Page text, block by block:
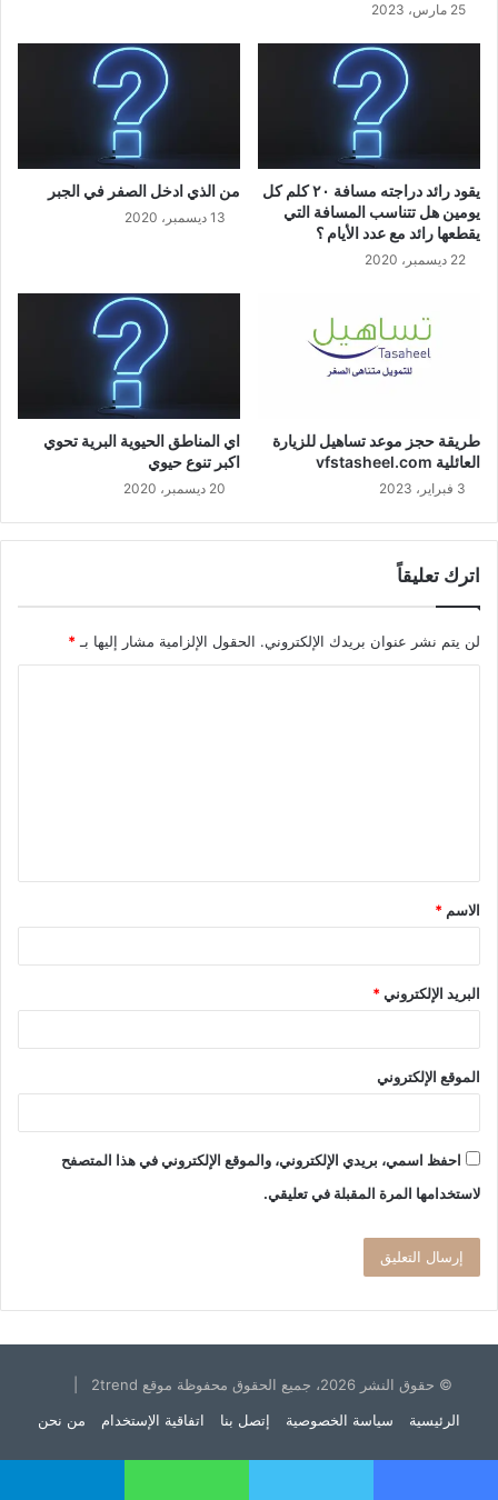
25 مارس، 2023
يقود رائد دراجته مسافة ٢٠ كلم كل
يومين هل تتناسب المسافة التي
يقطعها رائد مع عدد الأيام ؟
22 ديسمبر، 2020
من الذي ادخل الصفر في الجبر
13 ديسمبر، 2020
طريقة حجز موعد تساهيل للزيارة
العائلية vfstasheel.com
3 فبراير، 2023
اي المناطق الحيوية البرية تحوي
اكبر تنوع حيوي
20 ديسمبر، 2020
اترك تعليقاً
لن يتم نشر عنوان بريدك الإلكتروني. الحقول الإلزامية مشار إليها بـ *
ق
*
الاسم *
البريد الإلكتروني*
الموقع الإلكتروني
احفظ اسمي، بريدي الإلكتروني، والموقع الإلكتروني في هذا المتصفح
لاستخدامها المرة المقبلة في تعليقي.
© حقوق النشر 2026، جميع الحقوق محفوظة موقع 2trend |
الرئيسية
سياسة الخصوصية إتصل بنا اتفاقية الإستخدام من نحن